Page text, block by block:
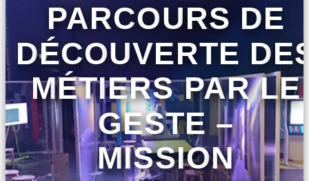
PARCOURS DE
DÉCOUVERTE
MÉTIERS PAR LE
GESTE –
MISSION